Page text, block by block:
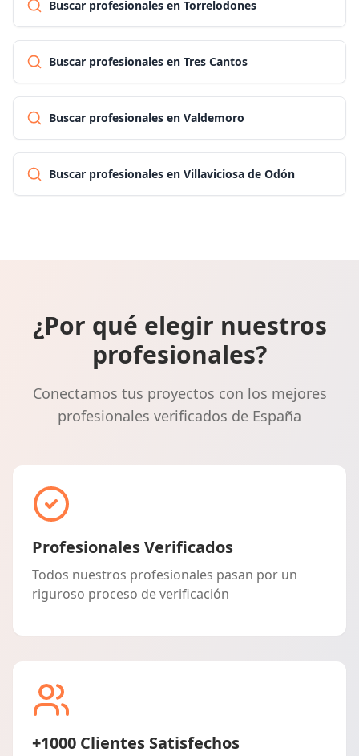
Buscar profesionales en Torrelodones
Buscar profesionales en Tres Cantos
Buscar profesionales en Valdemoro
Buscar profesionales en Villaviciosa de Odón
¿Por qué elegir nuestros
profesionales?
Conectamos tus proyectos con los mejores
profesionales verificados de España
Profesionales Verificados
Todos nuestros profesionales pasan por un
riguroso proceso de verificación
+1000 Clientes Satisfechos